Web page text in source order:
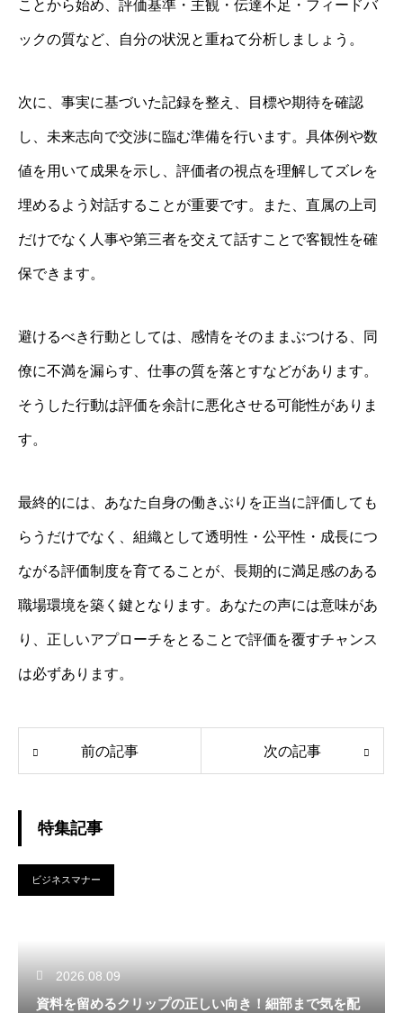
ことから始め、評価基準・主観・伝達不足・フィードバ
ックの質など、自分の状況と重ねて分析しましょう。
次に、事実に基づいた記録を整え、目標や期待を確認
し、未来志向で交渉に臨む準備を行います。具体例や数
値を用いて成果を示し、評価者の視点を理解してズレを
埋めるよう対話することが重要です。また、直属の上司
だけでなく人事や第三者を交えて話すことで客観性を確
保できます。
避けるべき行動としては、感情をそのままぶつける、同
僚に不満を漏らす、仕事の質を落とすなどがあります。
そうした行動は評価を余計に悪化させる可能性がありま
す。
最終的には、あなた自身の働きぶりを正当に評価しても
らうだけでなく、組織として透明性・公平性・成長につ
ながる評価制度を育てることが、長期的に満足感のある
職場環境を築く鍵となります。あなたの声には意味があ
り、正しいアプローチをとることで評価を覆すチャンス
は必ずあります。
前の記事 次の記事
特集記事
ビジネスマナー
2026.08.09
資料を留めるクリップの正しい向き！細部まで気を配